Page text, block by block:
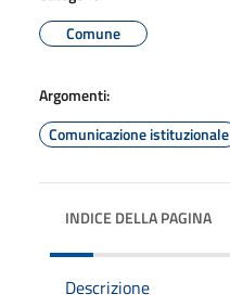
Comune
Argomenti:
Comunicazione istituzionale
INDICE DELLA PAGINA
Descrizione